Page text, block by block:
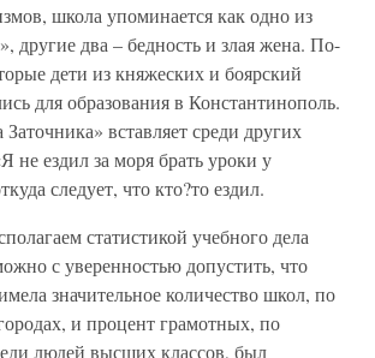
школа упоминается как одно из
другие два – бедность и злая жена. По-
дети из княжеских и боярский
для образования в Константинополь.
вставляет среди других
не ездил за моря брать уроки у
следует, что кто?то ездил.
статистикой учебного дела
с уверенностью допустить, что
значительное количество школ, по
и процент грамотных, по
людей высших классов, был